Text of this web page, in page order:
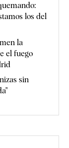
los del
la
el fuego
sin